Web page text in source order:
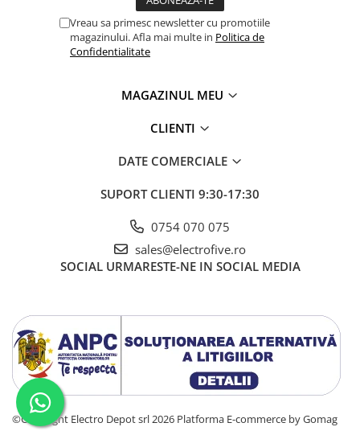
Seria DRA
Seria Force-GT
Butoane si accesorii
Lampa multi LED
pentru motor
Direct-On-Line Starters
Relee termice
Cam Switches
Cleme sir
Vreau sa primesc newsletter cu promotiile
magazinului. Afla mai multe in Politica de
Confidentialitate
MAGAZINUL MEU
CLIENTI
DATE COMERCIALE
SUPORT CLIENTI 9:30-17:30
0754 070 075
sales@electrofive.ro
SOCIAL URMARESTE-NE IN SOCIAL MEDIA
©Copyright Electro Depot srl 2026 Platforma E-commerce by Gomag